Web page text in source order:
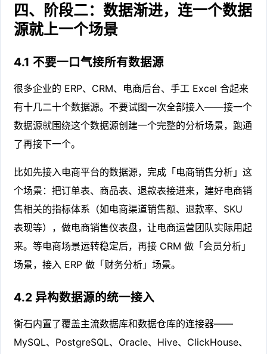
四、阶段二：数据渐进，连一个数据
源就上一个场景
4.1 不要一口气接所有数据源
很多企业的 ERP、CRM、电商后台、手工 Excel 合起来
有十几二十个数据源。不要试图一次全部接入——接一个
数据源就围绕这个数据源创建一个完整的分析场景，跑通
了再接下一个。
比如先接入电商平台的数据源，完成「电商销售分析」这
个场景：把订单表、商品表、退款表接进来，建好电商销
售相关的指标体系（如电商渠道销售额、退款率、SKU
表现等），做电商销售仪表盘，让电商运营团队实际用起
来。等电商场景运转稳定后，再接 CRM 做「会员分析」
场景，接入 ERP 做「财务分析」场景。
4.2 异构数据源的统一接入
衡石内置了覆盖主流数据库和数据仓库的连接器——
MySQL、PostgreSQL、Oracle、Hive、ClickHouse、